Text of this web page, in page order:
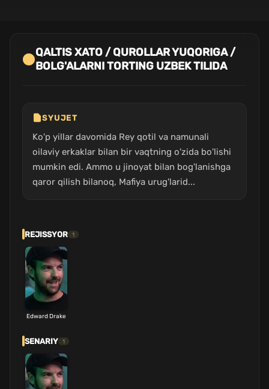
QALTIS XATO / QUROLLAR YUQORIGA /
BOLG'ALARNI TORTING UZBEK TILIDA
SYUJET
Ko'p yillar davomida Rey qotil va namunali
oilaviy erkaklar bilan bir vaqtning o'zida bo'lishi
mumkin edi. Ammo u jinoyat bilan bog'lanishga
qaror qilish bilanoq, Mafiya urug'larid...
REJISSYOR 1
Edward Drake
SENARIY 1